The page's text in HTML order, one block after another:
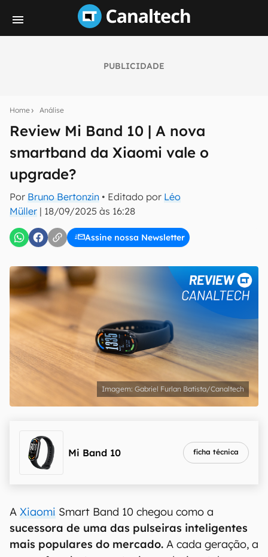
PUBLICIDADE
Home Análise
Review Mi Band 10 | A nova
smartband da Xiaomi vale o
upgrade?
Por Bruno Bertonzin • Editado por Léo
Müller | 18/09/2025 às 16:28
Assine nossa Newsletter
notícias e reviews sobre tecnologia em primeira
mão.
E-mail
inscreva-se
Confirmo que li, aceito e concordo com os Termos de
Uso e Política de Privacidade do Canaltech.
Gabriel Furlan Batista/Canaltech
Mi Band 10 ficha técnica
A Xiaomi Smart Band 10 chegou como a
sucessora de uma das pulseiras inteligentes
mais populares do mercado. A cada geração, a